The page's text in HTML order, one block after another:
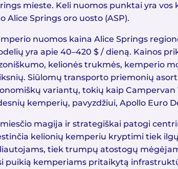
mieste. Keli nuomos punktai yra vos
Alice Springs oro uosto (ASP).
nuomos kaina Alice Springs
yra apie 40–420 $ / dieną. Kainos
kelionės trukmės, kemperio
Siūlomų transporto priemonių
variantų, tokių kaip Campervan
kemperių, pavyzdžiui, Apollo Euro
magija ir strategiškai patogi
kelionių kemperiu kryptimi tiek
tiek trumpų atostogų
puikią kemperiams pritaikytą